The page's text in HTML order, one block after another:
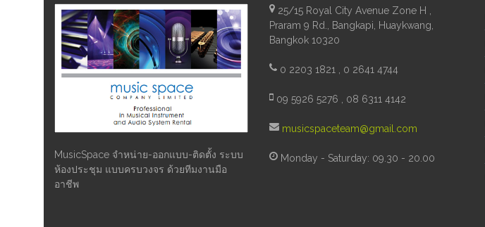
MusicSpace จำหน่าย-ออกแบบ-ติดตั้ง ระบบ
ห้องประชุม แบบครบวงจร ด้วยทีมงานมือ
อาชีพ
25/15 Royal City Avenue Zone H ,
Praram 9 Rd., Bangkapi, Huaykwang,
Bangkok 10320
0 2203 1821 , 0 2641 4744
09 5926 5276 , 08 6311 4142
musicspaceteam@gmail.com
Monday - Saturday: 09.30 - 20.00